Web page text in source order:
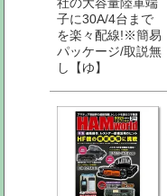
子に30A/4台まで
を楽々配線!※簡易
パッケージ/取説無
し【ゆ】